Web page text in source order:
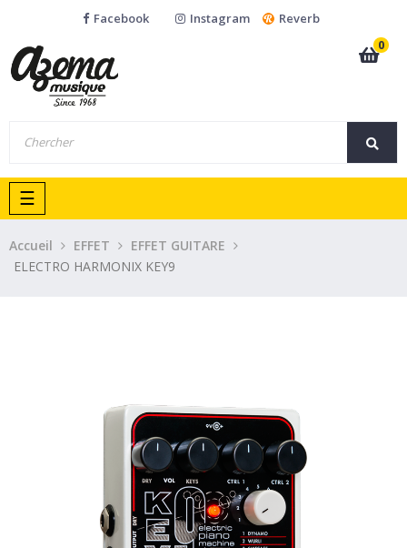
Facebook Instagram
Reverb
0
Basculer
la
navigation
☰
Accueil EFFET
EFFET GUITARE
ELECTRO HARMONIX KEY9